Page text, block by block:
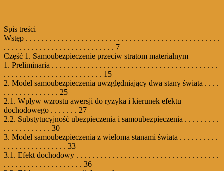
Spis treści
Wstęp . . . . . . . . . . . . . . . . . . . . . . . . . . . . . . . . . . . . . . . . . . . . . . . . .
. . . . . . . . . . . . . . . . . . . . . . . . . . . . 7
Część 1. Samoubezpieczenie przeciw stratom materialnym
1. Preliminaria . . . . . . . . . . . . . . . . . . . . . . . . . . . . . . . . . . . . . . . . . .
. . . . . . . . . . . . . . . . . . . . . . . . . 15
2. Model samoubezpieczenia uwzględniający dwa stany świata . . . .
. . . . . . . . . . . . . . 25
2.1. Wpływ wzrostu awersji do ryzyka i kierunek efektu
dochodowego . . . . . . . 27
2.2. Substytucyjność ubezpieczenia i samoubezpieczenia . . . . . . . . .
. . . . . . . . . . . . 30
3. Model samoubezpieczenia z wieloma stanami świata . . . . . . . . . .
. . . . . . . . . . . . . . . . 33
3.1. Efekt dochodowy . . . . . . . . . . . . . . . . . . . . . . . . . . . . . . . . . . . .
. . . . . . . . . . . . . . . . . . . . 36